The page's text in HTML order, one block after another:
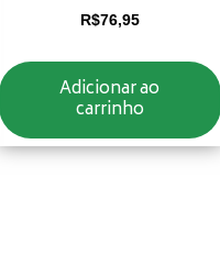
R$76,95
Adicionar ao
carrinho